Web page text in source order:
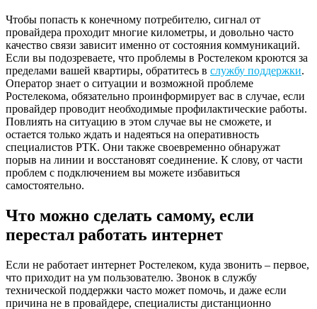
Чтобы попасть к конечному потребителю, сигнал от
провайдера проходит многие километры, и довольно часто
качество связи зависит именно от состояния коммуникаций.
Если вы подозреваете, что проблемы в Ростелеком кроются за
пределами вашей квартиры, обратитесь в службу поддержки.
Оператор знает о ситуации и возможной проблеме
Ростелекома, обязательно проинформирует вас в случае, если
провайдер проводит необходимые профилактические работы.
Повлиять на ситуацию в этом случае вы не сможете, и
остается только ждать и надеяться на оперативность
специалистов РТК. Они также своевременно обнаружат
порыв на линии и восстановят соединение. К слову, от части
проблем с подключением вы можете избавиться
самостоятельно.
Что можно сделать самому, если
перестал работать интернет
Если не работает интернет Ростелеком, куда звонить – первое,
что приходит на ум пользователю. Звонок в службу
технической поддержки часто может помочь, и даже если
причина не в провайдере, специалисты дистанционно